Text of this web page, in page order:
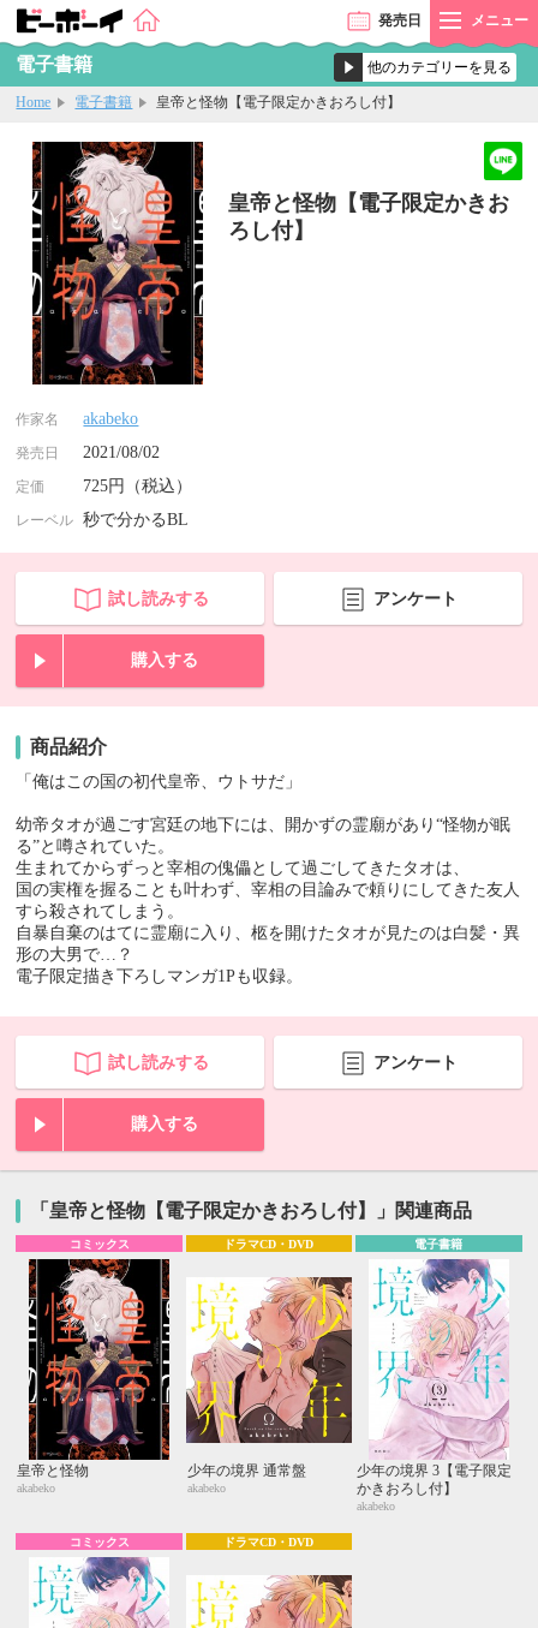
発売日 メニュー
電子書籍
Home 電子書籍 皇帝と怪物【電子限定かきおろし付】
皇帝と怪物【電子限定かきお
ろし付】
作家名 akabeko
発売日 2021/08/02
定価 725円（税込）
レーベル 秒で分かるBL
試し読みする アンケート
購入する
商品紹介
「俺はこの国の初代皇帝、ウトサだ」
幼帝タオが過ごす宮廷の地下には、開かずの霊廟があり“怪物が眠
る”と噂されていた。
生まれてからずっと宰相の傀儡として過ごしてきたタオは、
国の実権を握ることも叶わず、宰相の目論みで頼りにしてきた友人
すら殺されてしまう。
自暴自棄のはてに霊廟に入り、柩を開けたタオが見たのは白髪・異
形の大男で…？
電子限定描き下ろしマンガ1Pも収録。
試し読みする アンケート
購入する
「皇帝と怪物【電子限定かきおろし付】」関連商品
コミックス
皇帝と怪物
akabeko
ドラマCD・DVD
少年の境界 通常盤
akabeko
電子書籍
少年の境界 3【電子限定
かきおろし付】
akabeko
コミックス ドラマCD・DVD